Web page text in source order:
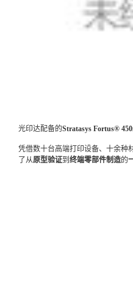
光印达配备的Stratasys Fortus®
凭借数十台高端打印设备、十余种
了从原型验证到 终端零部件制造的